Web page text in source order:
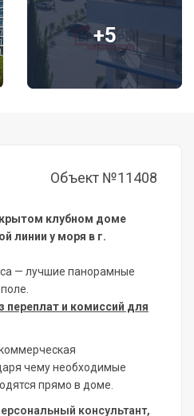
+5
Объект №11408
клубном доме
линии у моря в г.
— лучшие панорамные
переплат и комиссий для
чему необходимые
прямо в доме.
консультант,